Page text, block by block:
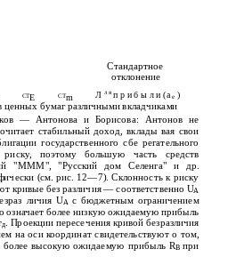
Стандартное
отклонение
CTE CTm Л л яп р и б ы л и (ае )
бумаг различными вкладчиками
— Антонова и Борисова: Антонов не
стабильный доход, вклады­ вая свои
государственного сбе­ регательного
поэтому большую часть средств
"МММ", "Русский дом Селенга" и др.
(см. рис. 12—7). Склонность к риску
кривые без­ различия — соответственно UA
личия UA с бюджетным ограничением
означает более низкую ожидаемую прибыль
д. Проекции пересечения кривой безразличия
на оси координат свидетельствуют о том,
более высокую ожидаемую прибыль RBпри